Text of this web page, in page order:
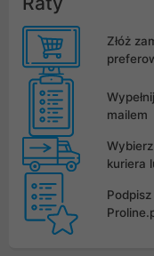
Złóż
mailem
kuriera